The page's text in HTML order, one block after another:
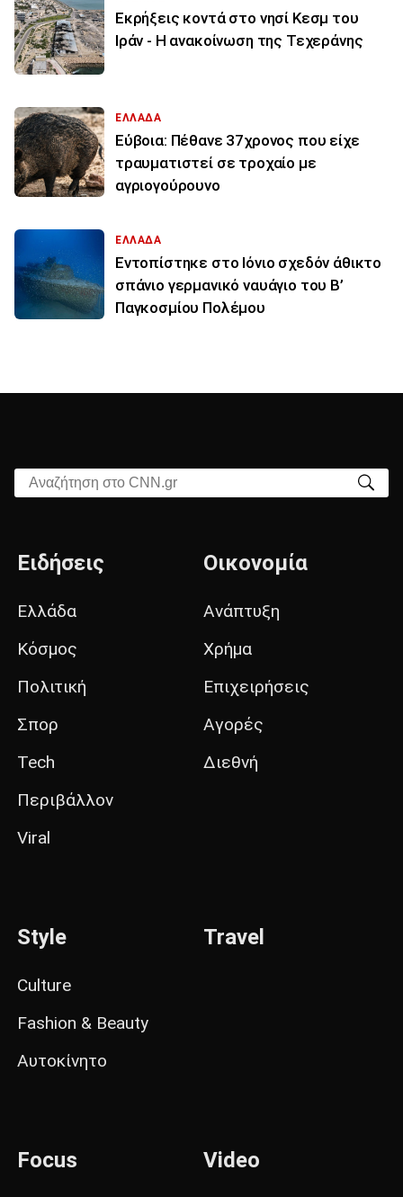
Εκρήξεις κοντά στο νησί Κεσμ του
Ιράν - Η ανακοίνωση της Τεχεράνης
ΕΛΛΑΔΑ
Εύβοια: Πέθανε 37χρονος που είχε
τραυματιστεί σε τροχαίο με
αγριογούρουνο
ΕΛΛΑΔΑ
Εντοπίστηκε στο Ιόνιο σχεδόν άθικτο
σπάνιο γερμανικό ναυάγιο του Β’
Παγκοσμίου Πολέμου
Αναζήτηση στο CNN.gr
Ειδήσεις
Ελλάδα
Κόσμος
Πολιτική
Σπορ
Tech
Περιβάλλον
Viral
Οικονομία
Ανάπτυξη
Χρήμα
Επιχειρήσεις
Αγορές
Διεθνή
Style
Culture
Fashion & Beauty
Αυτοκίνητο
Travel
Focus Video